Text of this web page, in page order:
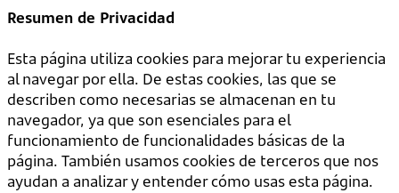
Resumen de Privacidad
Esta página utiliza cookies para mejorar tu experiencia
al navegar por ella. De estas cookies, las que se
describen como necesarias se almacenan en tu
navegador, ya que son esenciales para el
funcionamiento de funcionalidades básicas de la
página. También usamos cookies de terceros que nos
ayudan a analizar y entender cómo usas esta página.